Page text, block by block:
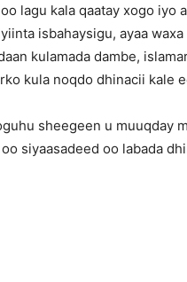
lagu kala qaatay xogo
isbahaysigu, ayaa
kulamada dambe,
kula noqdo dhinacii kale
sheegeen u muuqday
siyaasadeed oo labada